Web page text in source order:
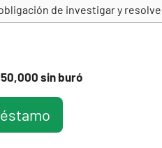
de investigar y
sin buró